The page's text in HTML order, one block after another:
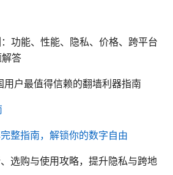
功能、性能、隐私、价格、跨平台
答
户最值得信赖的翻墙利器指南
整指南，解锁你的数字自由
选购与使用攻略，提升隐私与跨地